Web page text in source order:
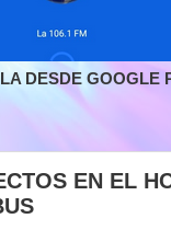
DESDE GOOGLE
EN EL